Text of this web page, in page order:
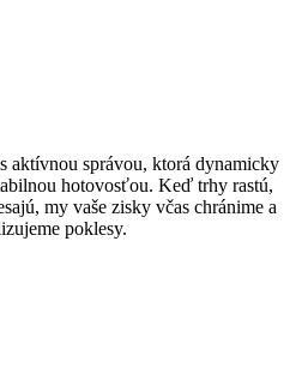
aktívnou správou, ktorá dynamicky
hotovosťou. Keď trhy rastú,
my vaše zisky včas chránime a
poklesy.